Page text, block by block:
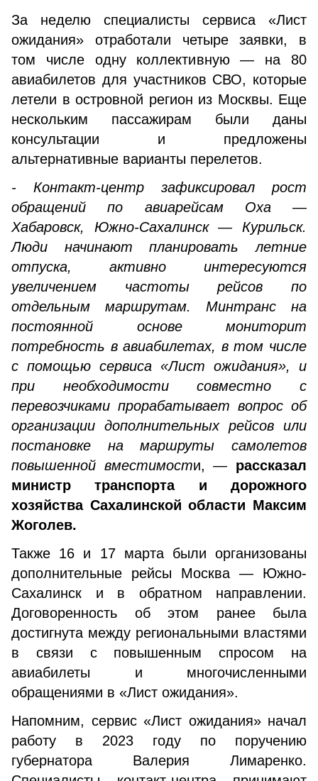
За неделю специалисты сервиса «Лист
ожидания» отработали четыре заявки, в
том числе одну коллективную — на 80
авиабилетов для участников СВО, которые
летели в островной регион из Москвы. Еще
нескольким пассажирам были даны
консультации и предложены
альтернативные варианты перелетов.
- Контакт-центр зафиксировал рост
обращений по авиарейсам Оха —
Хабаровск, Южно-Сахалинск — Курильск.
Люди начинают планировать летние
отпуска, активно интересуются
увеличением частоты рейсов по
отдельным маршрутам. Минтранс на
постоянной основе мониторит
потребность в авиабилетах, в том числе
с помощью сервиса «Лист ожидания», и
при необходимости совместно с
перевозчиками прорабатывает вопрос об
организации дополнительных рейсов или
постановке на маршруты самолетов
повышенной вместимости, — рассказал
министр транспорта и дорожного
хозяйства Сахалинской области Максим
Жоголев.
Также 16 и 17 марта были организованы
дополнительные рейсы Москва — Южно-
Сахалинск и в обратном направлении.
Договоренность об этом ранее была
достигнута между региональными властями
в связи с повышенным спросом на
авиабилеты и многочисленными
обращениями в «Лист ожидания».
Напомним, сервис «Лист ожидания» начал
работу в 2023 году по поручению
губернатора Валерия Лимаренко.